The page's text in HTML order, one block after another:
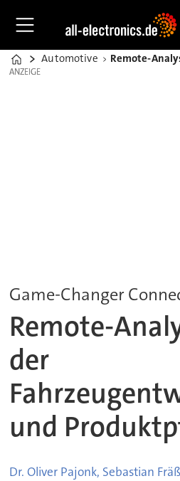
Home
Automotive
ANZEIGE
ANZEIGE
Game-Changer
Remote-
der
und
Dr. Oliver Pajonk, Sebastian